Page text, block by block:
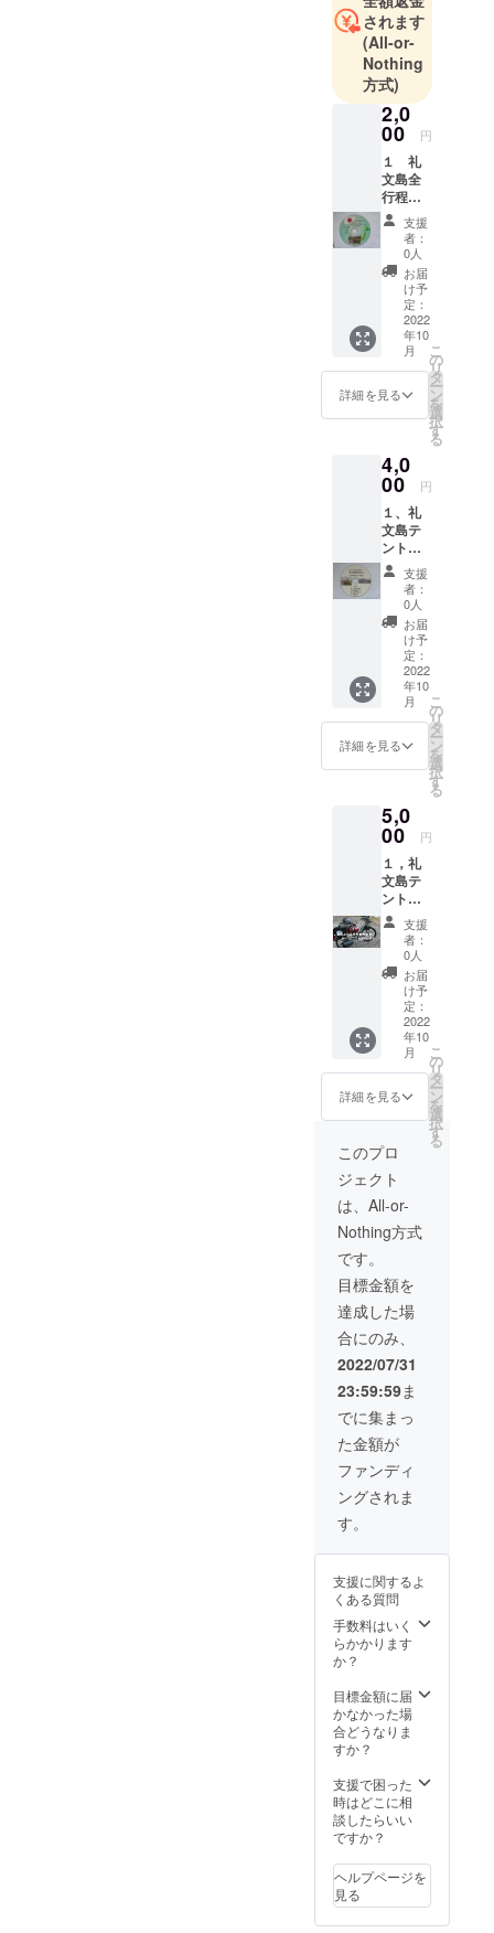
されます
(All-or-
Nothing
方式)
2,0
00 円
１ 礼
文島全
行程３
０００
Ｋの
旅 全
行程２
時間の
ＤＶＤ
エン
ジン付
き自転
車の走
行シー
ンカー
フェ
海
釣
り テ
ント生
活 料
理風
景 テ
ント生
活の
参考
シーン
をＤＶ
Ｄに納
めます
支援
者：
0人
お届
け予
定：
2022
年10
月
詳細を見る
こ
の
リ
タ
ー
ン
を
選
択
す
る
4,0
00 円
１、礼
文島テ
ント生
活３０
００Ｋ
の旅
２時間
ＤＶＤ
エンジ
ン付き
自転車
の走行
シー
ン カ
フェ
リー航
り テ
ント生
活 料
理風景
が流れ
ます
２，エ
ンジン
付自転
車でカ
ニ釣り
に行く
黄昏の
カニ釣
り他
全６章
に分け
て映像
カニ釣
りの参
考にな
ります
支援
者：
0人
お届
け予
定：
2022
年10
月
詳細を見る
こ
の
リ
タ
ー
ン
を
選
択
す
る
5,0
00 円
１，礼
文島テ
ント生
活
３、０
００Ｋ
の旅２
時間の
ＤＶ
Ｄ エ
ンジン
付自転
車の走
行シー
ン カ
フェ
リー航
海 釣
り テ
ント生
活 料
理風景
２，エ
ンジン
付自転
車でカ
ニ釣り
に行く
２時間
のＤＶ
Ｄ エ
ンジン
付き自
転車の
走行
昏のカ
他 失
敗編
等 全
６章に
分けて
す カ
ニ釣り
の参考
になり
３，各
部品の
拡大連
結作動
な部品
解説付
きのＤ
ＶＤが
支援
者：
0人
お届
け予
定：
2022
年10
月
詳細を見る
こ
の
リ
タ
ー
ン
を
選
択
す
る
このプロ
ジェクト
は、All-or-
Nothing方式
です。
目標金額を
達成した場
合にのみ、
2022/07/31
23:59:59ま
でに集まっ
た金額が
ファンディ
ングされま
す。
支援に関するよ
くある質問
手数料はいく
らかかります
か？
目標金額に届
かなかった場
合どうなりま
すか？
支援で困った
時はどこに相
談したらいい
ですか？
ヘルプページを
見る